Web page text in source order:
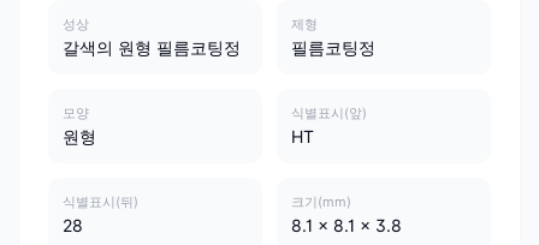
성상
갈색의 원형 필름코팅정
제형
필름코팅정
모양
원형
식별표시(앞)
HT
식별표시(뒤)
28
크기(mm)
8.1 x 8.1 x 3.8